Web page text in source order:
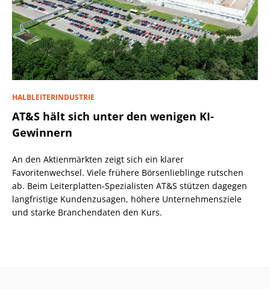
HALBLEITERINDUSTRIE
AT&S hält sich unter den wenigen KI-
Gewinnern
An den Aktienmärkten zeigt sich ein klarer
Favoritenwechsel. Viele frühere Börsenlieblinge rutschen
ab. Beim Leiterplatten-Spezialisten AT&S stützen dagegen
langfristige Kundenzusagen, höhere Unternehmensziele
und starke Branchendaten den Kurs.